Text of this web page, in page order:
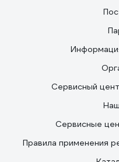
Сервисный
Сервисные
Правила применения